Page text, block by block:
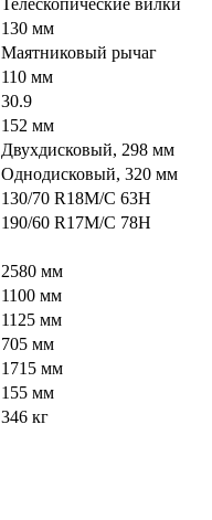
Телескопические вилки
130 мм
Маятниковый рычаг
110 мм
30.9
152 мм
Двухдисковый, 298 мм
Однодисковый, 320 мм
130/70 R18M/C 63Н
190/60 R17M/C 78Н
2580 мм
1100 мм
1125 мм
705 мм
1715 мм
155 мм
346 кг